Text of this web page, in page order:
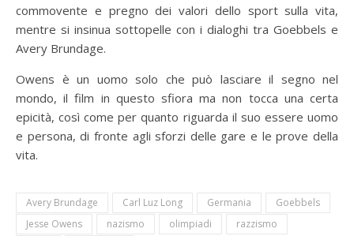
commovente e pregno dei valori dello sport sulla vita,
mentre si insinua sottopelle con i dialoghi tra Goebbels e
Avery Brundage.
Owens è un uomo solo che può lasciare il segno nel
mondo, il film in questo sfiora ma non tocca una certa
epicità, così come per quanto riguarda il suo essere uomo
e persona, di fronte agli sforzi delle gare e le prove della
vita.
Avery Brundage Carl Luz Long Germania
Goebbels
Jesse Owens
nazismo olimpiadi
razzismo